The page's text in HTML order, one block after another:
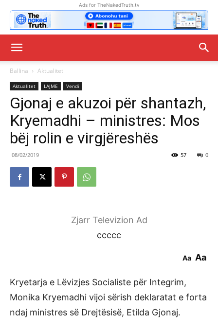
Ads for TheNakedTruth.tv
Ballina Aktualitet
Aktualitet LAJME Vendi
Gjonaj e akuzoi për shantazh,
Kryemadhi – ministres: Mos
bëj rolin e virgjëreshës
08/02/2019 0
57
Zjarr Televizion Ad
ccccc
Aa Aa
Kryetarja e Lëvizjes Socialiste për Integrim,
Monika Kryemadhi vijoi sërish deklaratat e forta
ndaj ministres së Drejtësisë, Etilda Gjonaj.